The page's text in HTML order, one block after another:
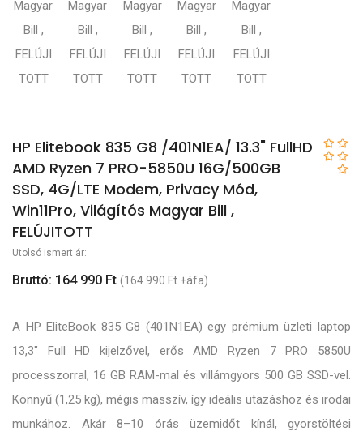
HP Elitebook 835 G8 /401N1EA/ 13.3" FullHD
AMD Ryzen 7 PRO-5850U 16G/500GB
SSD, 4G/LTE Modem, Privacy Mód,
Win11Pro, Világítós Magyar Bill ,
FELÚJITOTT
Utolsó ismert ár:
Bruttó: 164 990 Ft (164 990 Ft +áfa)
A HP EliteBook 835 G8 (401N1EA) egy prémium üzleti laptop
13,3" Full HD kijelzővel, erős AMD Ryzen 7 PRO 5850U
processzorral, 16 GB RAM-mal és villámgyors 500 GB SSD-vel.
Könnyű (1,25 kg), mégis masszív, így ideális utazáshoz és irodai
munkához. Akár 8–10 órás üzemidőt kínál, gyorstöltési